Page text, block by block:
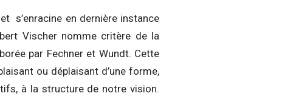
s’enracine en dernière instance
Vischer nomme critère de la
par Fechner et Wundt. Cette
ou déplaisant d’une forme,
à la structure de notre vision.